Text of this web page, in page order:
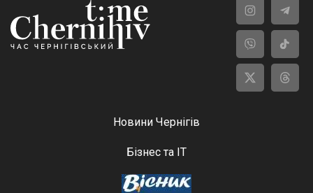
Новини Чернігів
Бізнес та ІТ